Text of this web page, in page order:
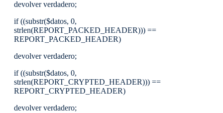
devolver verdadero;
if ((substr($datos, 0,
strlen(REPORT_PACKED_HEADER))) ==
REPORT_PACKED_HEADER)
devolver verdadero;
if ((substr($datos, 0,
strlen(REPORT_CRYPTED_HEADER))) ==
REPORT_CRYPTED_HEADER)
devolver verdadero;